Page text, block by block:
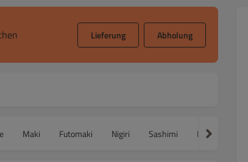
Lieferung Abholung
Maki Futomaki Nigiri Sashimi Inside-Out